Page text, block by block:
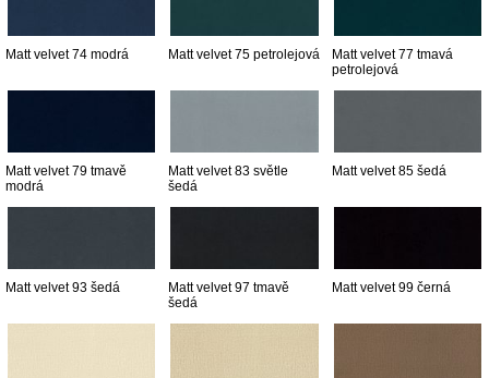
Matt velvet 74 modrá Matt velvet 75 petrolejová
Matt velvet 77 tmavá
petrolejová
Matt velvet 79 tmavě
modrá
Matt velvet 83 světle
šedá
Matt velvet 85 šedá
Matt velvet 93 šedá
Matt velvet 97 tmavě
šedá
Matt velvet 99 černá